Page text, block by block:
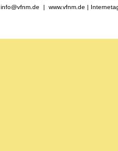
info@vfnm.de | www.vfnm.de |